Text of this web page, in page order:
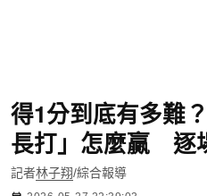
得1分到底有多難
長打」怎麼贏 逐
記者林子翔/綜合報導